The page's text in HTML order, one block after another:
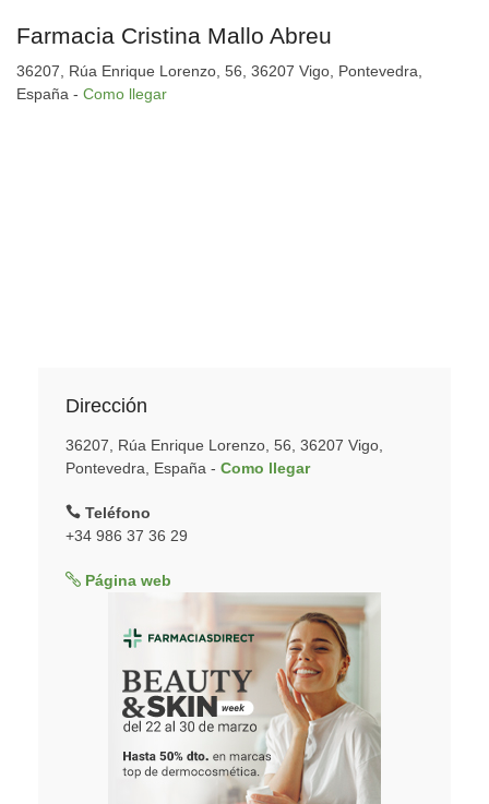
Farmacia Cristina Mallo Abreu
36207, Rúa Enrique Lorenzo, 56, 36207 Vigo, Pontevedra,
España - Como llegar
Dirección
36207, Rúa Enrique Lorenzo, 56, 36207 Vigo,
Pontevedra, España - Como llegar
Teléfono
+34 986 37 36 29
Página web